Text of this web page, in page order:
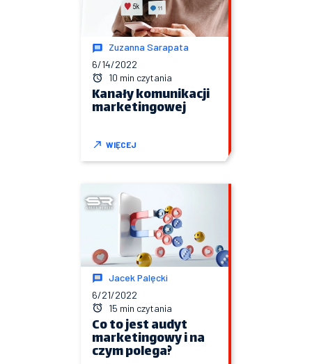
Zuzanna Sarapata
6/14/2022
10 min czytania
Kanały komunikacji
marketingowej
WIĘCEJ
Jacek Palęcki
6/21/2022
15 min czytania
Co to jest audyt
marketingowy i na
czym polega?